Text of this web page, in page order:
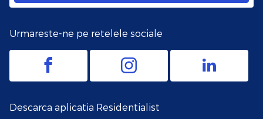
Urmareste-ne pe retelele sociale
Descarca aplicatia Residentialist